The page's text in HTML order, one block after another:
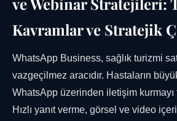
Kavramlar ve Stratejik
WhatsApp Business, sağlık turizmi
vazgeçilmez aracıdır. Hastaların
WhatsApp üzerinden iletişim kurmayı
Hızlı yanıt verme, görsel ve video